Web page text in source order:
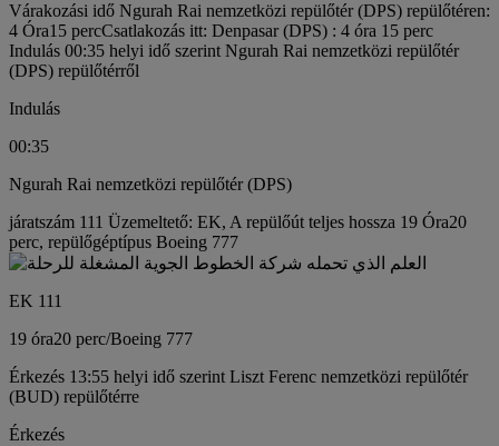
Várakozási idő Ngurah Rai nemzetközi repülőtér (DPS) repülőtéren:
4 Óra15 percCsatlakozás itt: Denpasar (DPS) : 4 óra 15 perc
Indulás 00:35 helyi idő szerint Ngurah Rai nemzetközi repülőtér
(DPS) repülőtérről
Indulás
00:35
Ngurah Rai nemzetközi repülőtér (DPS)
járatszám 111 Üzemeltető: EK, A repülőút teljes hossza 19 Óra20
perc, repülőgéptípus Boeing 777
EK 111
19 óra20 perc/Boeing 777
Érkezés 13:55 helyi idő szerint Liszt Ferenc nemzetközi repülőtér
(BUD) repülőtérre
Érkezés